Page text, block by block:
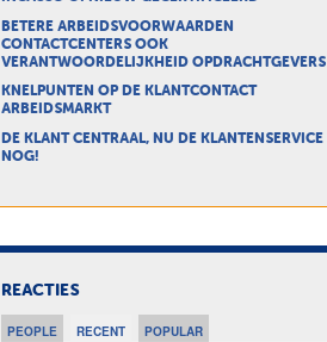
BETERE ARBEIDSVOORWAARDEN
CONTACTCENTERS OOK
VERANTWOORDELIJKHEID OPDRACHTGEVERS
KNELPUNTEN OP DE KLANTCONTACT
ARBEIDSMARKT
DE KLANT CENTRAAL, NU DE KLANTENSERVICE
NOG!
REACTIES
PEOPLE RECENT POPULAR